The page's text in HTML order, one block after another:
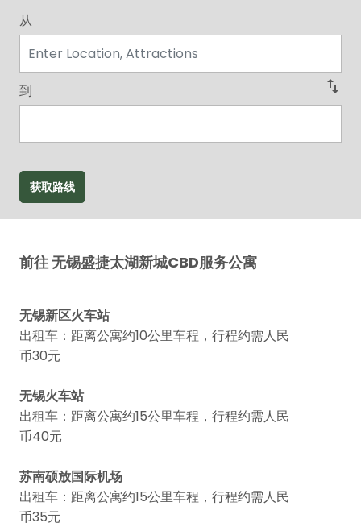
从
到 swap_vert
获取路线
前往 无锡盛捷太湖新城CBD服务公寓
无锡新区火车站
出租车：距离公寓约10公里车程，行程约需人民
币30元
无锡火车站
出租车：距离公寓约15公里车程，行程约需人民
币40元
苏南硕放国际机场
出租车：距离公寓约15公里车程，行程约需人民
币35元